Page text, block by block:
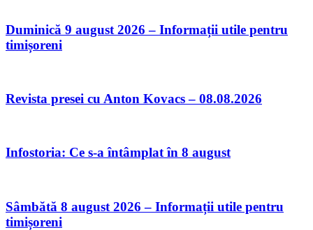
Duminică 9 august 2026 – Informații utile pentru
timișoreni
Revista presei cu Anton Kovacs – 08.08.2026
Infostoria: Ce s-a întâmplat în 8 august
Sâmbătă 8 august 2026 – Informații utile pentru
timișoreni